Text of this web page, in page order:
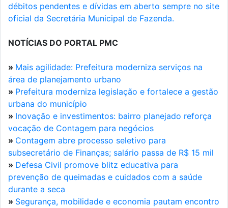
débitos pendentes e dívidas em aberto sempre no site
oficial da Secretária Municipal de Fazenda.
NOTÍCIAS DO PORTAL PMC
» Mais agilidade: Prefeitura moderniza serviços na
área de planejamento urbano
» Prefeitura moderniza legislação e fortalece a gestão
urbana do município
» Inovação e investimentos: bairro planejado reforça
vocação de Contagem para negócios
» Contagem abre processo seletivo para
subsecretário de Finanças; salário passa de R$ 15 mil
» Defesa Civil promove blitz educativa para
prevenção de queimadas e cuidados com a saúde
durante a seca
» Segurança, mobilidade e economia pautam encontro